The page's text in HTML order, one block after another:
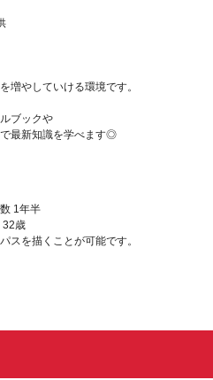
増やしていける環境です。
ブックや
最新知識を学べます◎
1年半
32歳
スを描くことが可能です。